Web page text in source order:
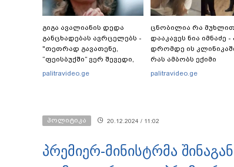
გიგა ავალიანის დედა
განცხადებას ავრცელებს -
"თეთრად გავათენე,
“ფეისბუქში” ვერ შევედი,
თუმცაღა გავიგე, რომ..."
palitravideo.ge
ცნობილია რა მუხლით
დააკავეს ნია იმნაძე -
დრომდე ის
რას ამბობს ექიმი
palitravideo.ge
პოლიტიკა 20.12.2024 / 11:02
პრემიერ-მინისტრმა